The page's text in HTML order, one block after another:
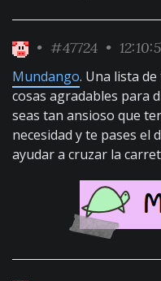
• #47724 •
Mundango. Una lista
cosas agradables para
seas tan ansioso que
necesidad y te pases el
ayudar a cruzar la